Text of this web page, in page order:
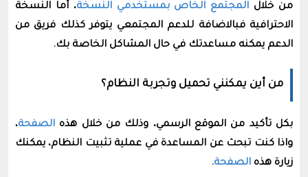
من خلال المجتمع الخاص بمستخدمي النسخة، أما النسخة
الاحترافية فبالاضافة للدعم المجتمعي يتوفر كذلك فريق من
الدعم يمكنه مساعدتك في حال المشاكل الخاصة بك.
من أين يمكنني تحميل وتجربة النظام؟
بكل تأكيد من الموقع الرسمي، وذلك من خلال هذه الصفحة،
واذا كنت تبحث عن المساعدة في عملية تثبيت النظام، يمكنك
زيارة هذه الصفحة.